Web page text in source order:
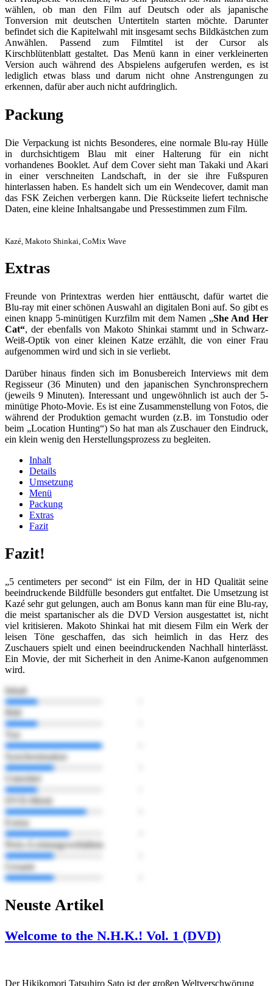
wählen, ob man den Film auf Deutsch oder als japanische
Tonversion mit deutschen Untertiteln starten möchte. Darunter
befindet sich die Kapitelwahl mit insgesamt sechs Bildkästchen zum
Anwählen. Passend zum Filmtitel ist der Cursor als
Kirschblütenblatt gestaltet. Das Menü kann in einer verkleinerten
Version auch während des Abspielens aufgerufen werden, es ist
lediglich etwas blass und darum nicht ohne Anstrengungen zu
erkennen, dafür aber auch nicht aufdringlich.
Packung
Die Verpackung ist nichts Besonderes, eine normale Blu-ray Hülle
in durchsichtigem Blau mit einer Halterung für ein nicht
vorhandenes Booklet. Auf dem Cover sieht man Takaki und Akari
in einer verschneiten Landschaft, in der sie ihre Fußspuren
hinterlassen haben. Es handelt sich um ein Wendecover, damit man
das FSK Zeichen verbergen kann. Die Rückseite liefert technische
Daten, eine kleine Inhaltsangabe und Pressestimmen zum Film.
Kazé, Makoto Shinkai, CoMix Wave
Extras
Freunde von Printextras werden hier enttäuscht, dafür wartet die
Blu-ray mit einer schönen Auswahl an digitalen Boni auf. So gibt es
einen knapp 5-minütigen Kurzfilm mit dem Namen „She And Her
Cat“, der ebenfalls von Makoto Shinkai stammt und in Schwarz-
Weiß-Optik von einer kleinen Katze erzählt, die von einer Frau
aufgenommen wird und sich in sie verliebt.
Darüber hinaus finden sich im Bonusbereich Interviews mit dem
Regisseur (36 Minuten) und den japanischen Synchronsprechern
(jeweils 9 Minuten). Interessant und ungewöhnlich ist auch der 5-
minütige Photo-Movie. Es ist eine Zusammenstellung von Fotos, die
während der Produktion gemacht wurden (z.B. im Tonstudio oder
beim „Location Hunting“) So hat man als Zuschauer den Eindruck,
ein klein wenig den Herstellungsprozess zu begleiten.
Inhalt
Details
Umsetzung
Menü
Packung
Extras
Fazit
Fazit!
„5 centimeters per second“ ist ein Film, der in HD Qualität seine
beeindruckende Bildfülle besonders gut entfaltet. Die Umsetzung ist
Kazé sehr gut gelungen, auch am Bonus kann man für eine Blu-ray,
die meist spartanischer als die DVD Version ausgestattet ist, nicht
viel kritisieren. Makoto Shinkai hat mit diesem Film ein Werk der
leisen Töne geschaffen, das sich heimlich in das Herz des
Zuschauers spielt und einen beeindruckenden Nachhall hinterlässt.
Ein Movie, der mit Sicherheit in den Anime-Kanon aufgenommen
wird.
Inhalt
Bild
Ton
Synchronisation
Untertitel
DVD-Menü
Extras
Preis-/Leistungsverhältnis
Gesamt
Neuste Artikel
Welcome to the N.H.K.! Vol. 1 (DVD)
Der Hikikomori Tatsuhiro Sato ist der großen Weltverschwörung